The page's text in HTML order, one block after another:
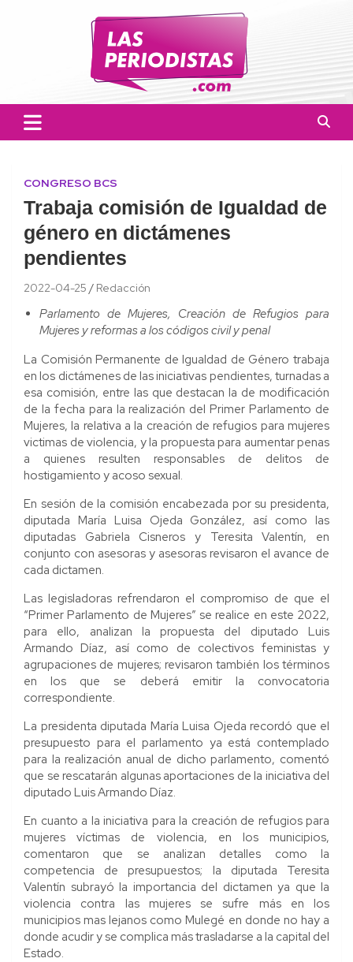
Las Periodistas
informado a la población.
CONGRESO BCS
Trabaja comisión de Igualdad de
género en dictámenes
pendientes
2022-04-25 Redacción
Parlamento de Mujeres, Creación de Refugios para
Mujeres y reformas a los códigos civil y penal
La Comisión Permanente de Igualdad de Género trabaja
en los dictámenes de las iniciativas pendientes, turnadas a
esa comisión, entre las que destacan la de modificación
de la fecha para la realización del Primer Parlamento de
Mujeres, la relativa a la creación de refugios para mujeres
victimas de violencia, y la propuesta para aumentar penas
a quienes resulten responsables de delitos de
hostigamiento y acoso sexual.
En sesión de la comisión encabezada por su presidenta,
diputada María Luisa Ojeda González, así como las
diputadas Gabriela Cisneros y Teresita Valentín, en
conjunto con asesoras y asesoras revisaron el avance de
cada dictamen.
Las legisladoras refrendaron el compromiso de que el
“Primer Parlamento de Mujeres” se realice en este 2022,
para ello, analizan la propuesta del diputado Luis
Armando Díaz, así como de colectivos feministas y
agrupaciones de mujeres; revisaron también los términos
en los que se deberá emitir la convocatoria
correspondiente.
La presidenta diputada María Luisa Ojeda recordó que el
presupuesto para el parlamento ya está contemplado
para la realización anual de dicho parlamento, comentó
que se rescatarán algunas aportaciones de la iniciativa del
diputado Luis Armando Díaz.
En cuanto a la iniciativa para la creación de refugios para
mujeres víctimas de violencia, en los municipios,
comentaron que se analizan detalles como la
competencia de presupuestos; la diputada Teresita
Valentín subrayó la importancia del dictamen ya que la
violencia contra las mujeres se sufre más en los
municipios mas lejanos como Mulegé en donde no hay a
donde acudir y se complica más trasladarse a la capital del
Estado.